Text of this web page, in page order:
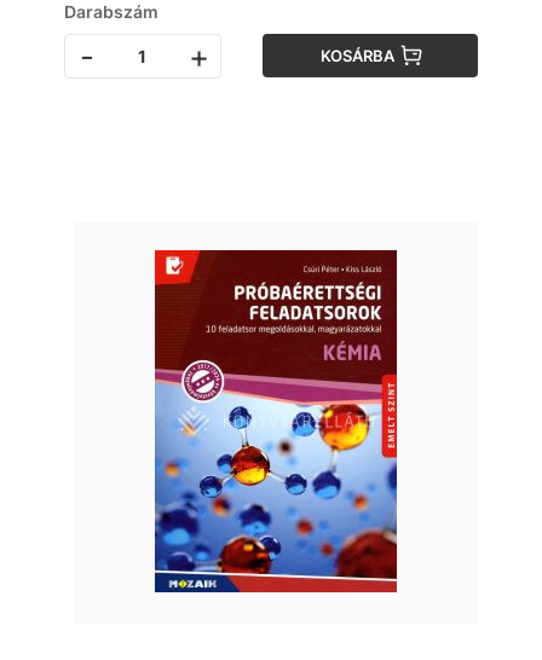
Darabszám
- + KOSÁRBA